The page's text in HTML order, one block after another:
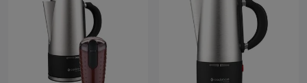
Processadores